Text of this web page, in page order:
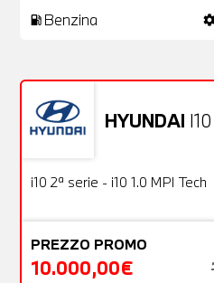
local_gas_station Benzina
HYUNDAI
Usato
i10 2ª serie - i10 1.0 MPI Tech
PREZZO PROMO
10.000,00€